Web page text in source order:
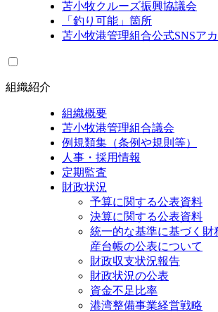
苫小牧クルーズ振興協議会
「釣り可能」箇所
苫小牧港管理組合公式SNSア
組織紹介
組織概要
苫小牧港管理組合議会
例規類集（条例や規則等）
人事・採用情報
定期監査
財政状況
予算に関する公表資料
決算に関する公表資料
統一的な基準に基づく財
産台帳の公表について
財政収支状況報告
財政状況の公表
資金不足比率
港湾整備事業経営戦略